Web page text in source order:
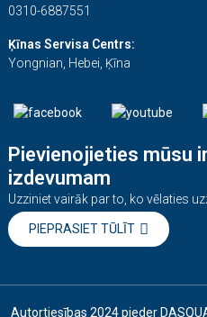
0310-6887551
Ķīnas Servisa Centrs:
Yongnian, Hebei, Ķīna
Pievienojieties mūsu
izdevumam
Uzziniet vairāk par to, ko vēlaties
PIEPRASIET TŪLĪT
Autortiesības 2024 pieder